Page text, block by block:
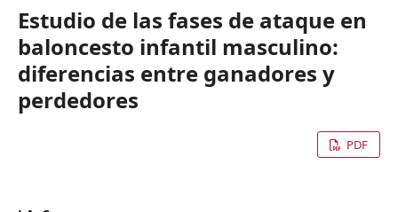
Estudio de las fases de ataque en
baloncesto infantil masculino:
diferencias entre ganadores y
perdedores
PDF